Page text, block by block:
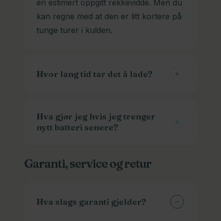
en estimert oppgitt rekkevidde. Men du
kan regne med at den er litt kortere på
tunge turer i kulden.
Hvor lang tid tar det å lade?
Men det varierer også med
batteristørrelse og ladetypen. Vi har
batteriet også.
Hva gjør jeg hvis jeg trenger
nytt batteri senere?
veldig mange modeller. Ta kontakt med
og kontakten. Det skal mye til for at vi
ikke har et som passer.
Garanti, service og retur
Hva slags garanti gjelder?